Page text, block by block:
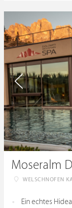
Moseralm
WELSCHNOFEN
Ein echtes